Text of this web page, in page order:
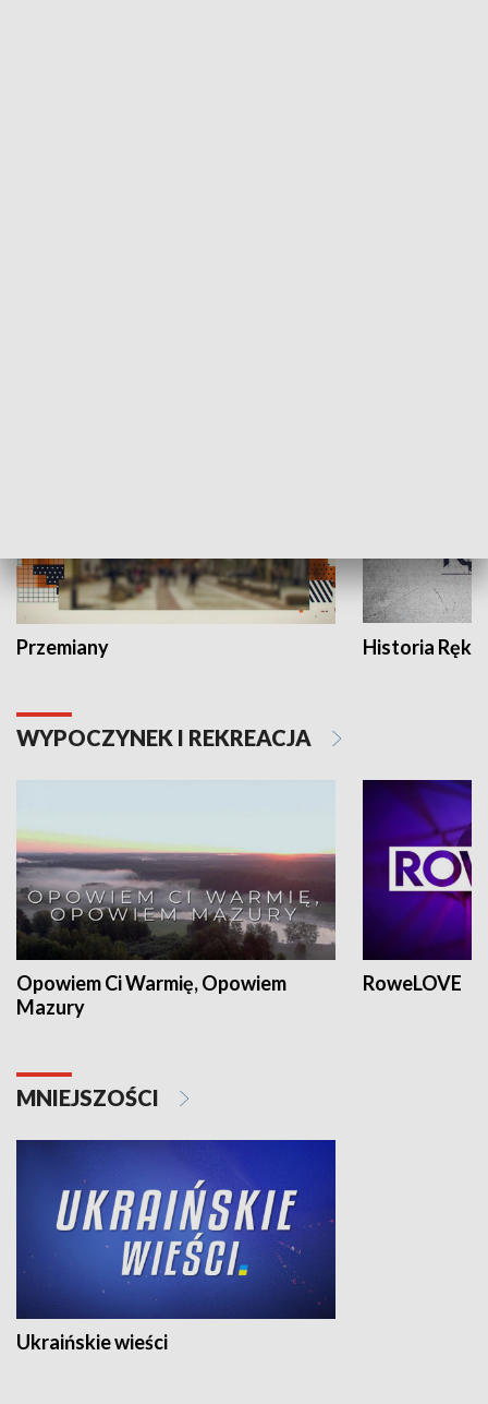
Przemiany Historia Ręką
WYPOCZYNEK I REKREACJA
Opowiem Ci Warmię, Opowiem
Mazury
RoweLOVE
MNIEJSZOŚCI
Ukraińskie wieści